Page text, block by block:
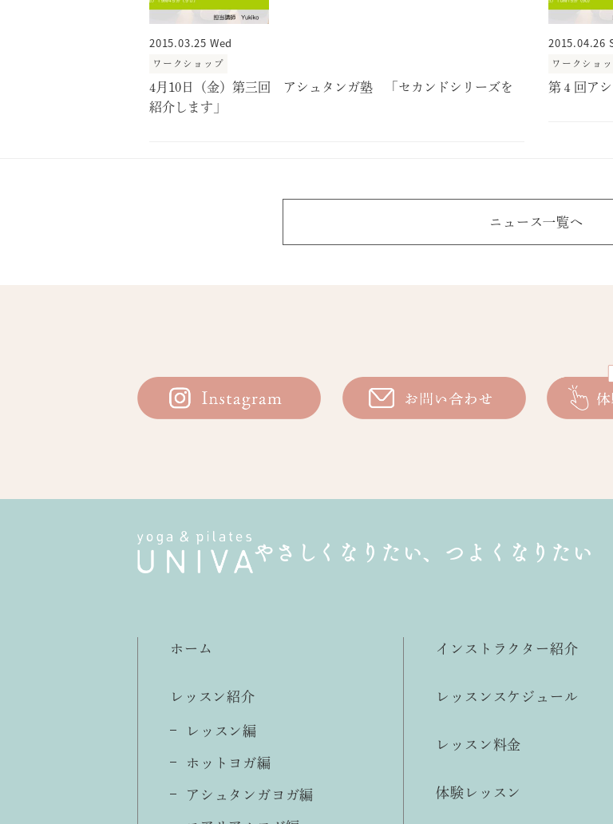
2015.03.25 Wed
ワークショップ
4月10日（金）第三回 アシュタンガ塾 「セカンドシリーズを
紹介します」
2015.04.26
ワークショ
第４回ア
ニュース一覧へ
やさしくなりたい、 つよくなりたい
ホーム
レッスン紹介
レッスン編
ホットヨガ編
アシュタンガヨガ編
インストラクター紹介
レッスンスケジュール
レッスン料金
体験レッスン